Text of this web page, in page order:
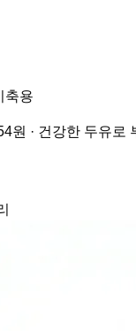
축용
원 · 건강한 두유로